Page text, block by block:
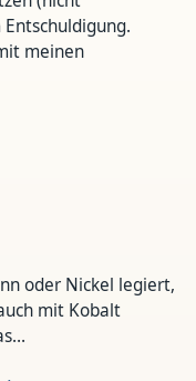
meinen
oder Nickel legiert,
mit Kobalt